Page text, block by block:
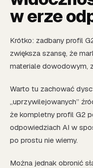
w erze
Krótko: zadbany profil
zwiększa szansę, że
materiale dowodowym,
Warto tu zachować
„uprzywilejowanych”
że kompletny profil G2
odpowiedziach AI w
po prostu nie wiemy.
Można jednak obronić